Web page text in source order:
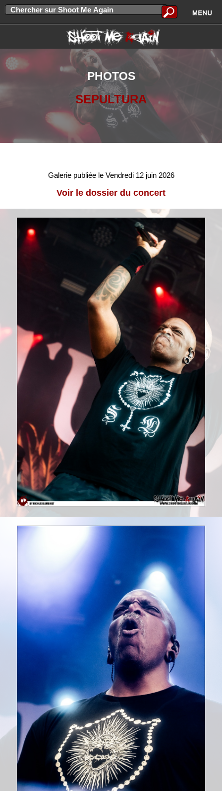
PHOTOS
SEPULTURA
Galerie publiée le Vendredi 12 juin 2026
Voir le dossier du concert